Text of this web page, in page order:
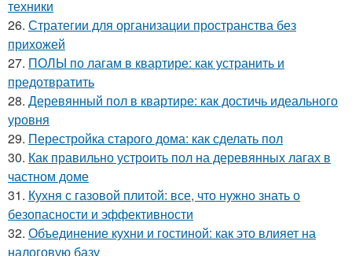
техники
26. Стратегии для организации пространства без
прихожей
27. ПОЛЫ по лагам в квартире: как устранить и
предотвратить
28. Деревянный пол в квартире: как достичь идеального
уровня
29. Перестройка старого дома: как сделать пол
30. Как правильно устроить пол на деревянных лагах в
частном доме
31. Кухня с газовой плитой: все, что нужно знать о
безопасности и эффективности
32. Объединение кухни и гостиной: как это влияет на
налоговую базу